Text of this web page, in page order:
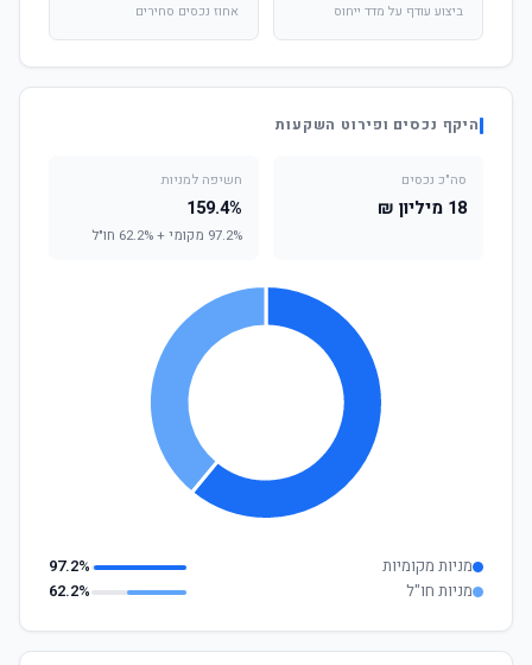
ביצוע עודף על מדד ייחוס אחוז נכסים סחירים
היקף נכסים ופירוט השקעות
סה"כ נכסים
18 מיליון ₪
חשיפה למניות
159.4%
97.2% מקומי + 62.2% חו"ל
מניות מקומיות
97.2%
מניות חו"ל
62.2%